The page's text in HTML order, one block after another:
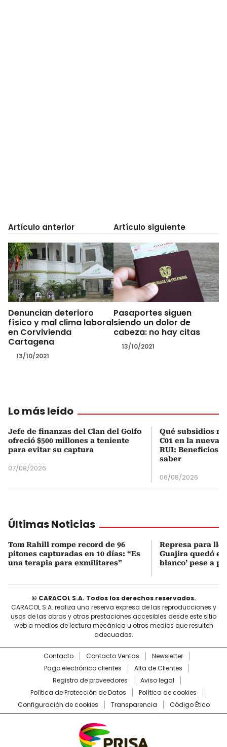
Artículo anterior
Denuncian deterioro
físico y mal clima laboral
en Corvivienda
Cartagena
13/10/2021
Artículo siguiente
Pasaportes siguen
siendo un dolor de
cabeza: no hay citas
13/10/2021
Lo más leído
Jefe de finanzas del Clan del Golfo
ofreció $500 millones a teniente
para evitar su captura
07/08/2026
Qué subsidios
C01 en la nueva
RUI: Beneficios
saber
06/08/2026
Últimas Noticias
Tom Rahill rompe record de 96
pitones capturadas en 10 días: “Es
una terapia para exmilitares”
Represa para
Guajira quedó en
blanco’ pese a
© CARACOL S.A. Todos los derechos reservados.
CARACOL S.A. realiza una reserva expresa de las reproducciones y
usos de las obras y otras prestaciones accesibles desde este sitio
web a medios de lectura mecánica u otros medios que resulten
adecuados.
Contacto Contacto Ventas
Newsletter
Pago electrónico clientes
Alta de Clientes
Registro de proveedores
Aviso legal
Política de Protección de Datos
Política de cookies
Configuración de cookies
Transparencia Código Ético